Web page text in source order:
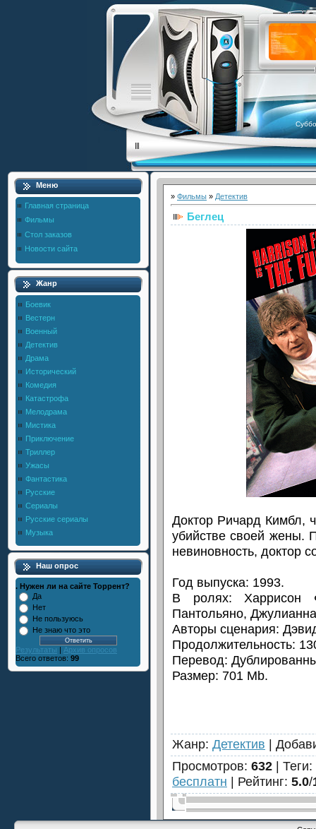
Меню
Главная страница
Фильмы
Стол заказов
Новости сайта
Жанр
Боевик
Вестерн
Военный
Детектив
Драма
Исторический
Комедия
Катастрофа
Мелодрама
Мистика
Приключение
Триллер
Ужасы
Фантастика
Русские
Сериалы
Русские сериалы
Музыка
Наш опрос
. Нужен ли на сайте Торрент?
Да
Нет
Не пользуюсь
Не знаю что это
Результаты | Архив опросов
Всего ответов: 99
» Фильмы » Детектив
Беглец
Доктор Ричард Кимбл,
убийстве своей жены.
невиновность, доктор
Год выпуска: 1993.
В ролях:
Пантольяно,
Авторы сценария:
Продолжительность:
Перевод:
Размер: 701 Mb.
Жанр: Детектив |
Просмотров: 632 | Теги:
бесплатн | Рейтинг: 5.0/